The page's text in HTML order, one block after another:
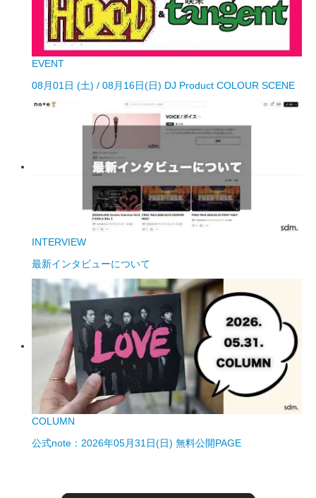
EVENT
08月01日 (土) / 08月16日(日) DJ Product COLOUR SCENE
INTERVIEW
最新インタビューについて
COLUMN
公式note：2026年05月31日(日) 無料公開PAGE